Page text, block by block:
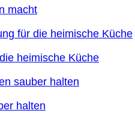
macht
heimische Küche
halten